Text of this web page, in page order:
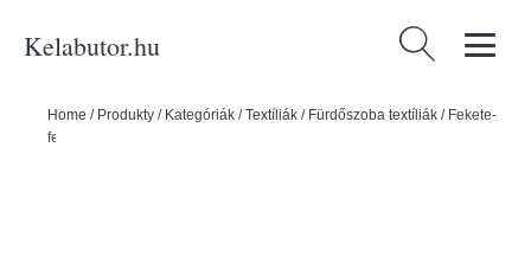
Kelabutor.hu Keresés:
Home / Produkty / Kategóriák /Textíliák / Fürdőszoba textíliák / Fekete-
fehér fürdőszobai kilépő szett 2 db-os 60x100 cm – Mila Home